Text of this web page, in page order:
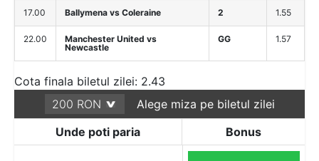
17.00 Ballymena vs Coleraine 2 1.55
22.00
Manchester United vs
Newcastle
GG 1.57
Cota finala biletul zilei: 2.43
Alege miza pe biletul zilei
Unde poti paria
Bonus